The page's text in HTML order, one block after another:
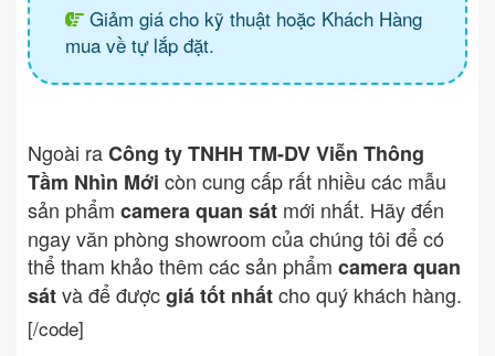
Giảm giá cho kỹ thuật hoặc Khách Hàng
mua về tự lắp đặt.
Ngoài raCông ty TNHH TM-DV Viễn Thông
Tầm Nhìn Mới còn cung cấp rất nhiều các mẫu
sản phẩm camera quan sát mới nhất. Hãy đến
ngay văn phòng showroom của chúng tôi để có
thể tham khảo thêm các sản phẩm camera quan
sátvà để đượcgiá tốt nhấtcho quý khách hàng.
[/code]